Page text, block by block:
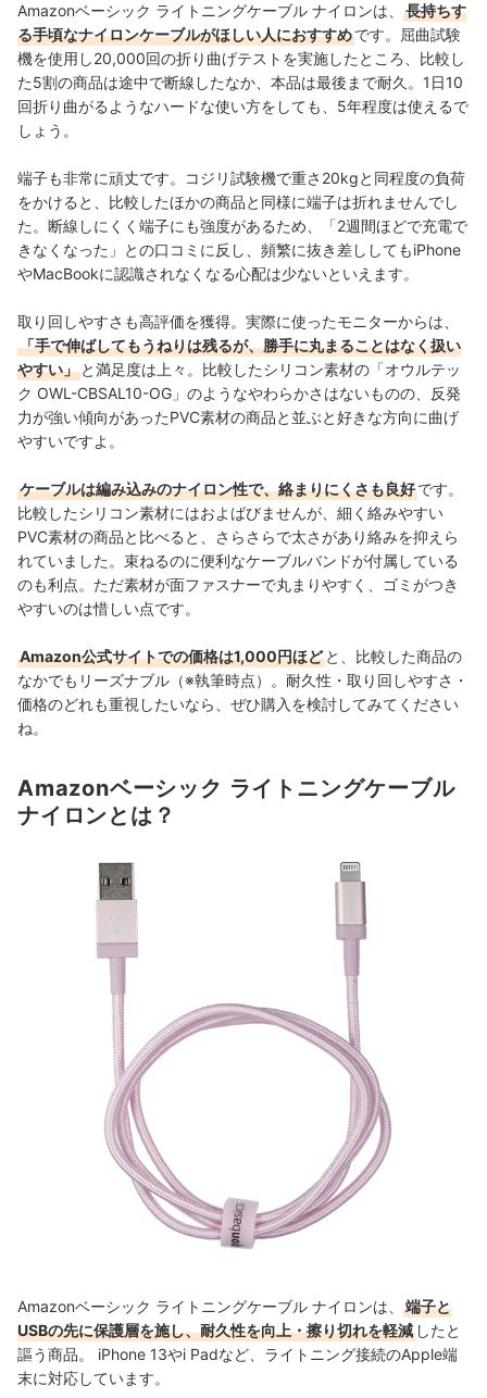
八幡康平のプロフィール
Amazonベーシック ライトニングケーブル ナイロンは、
長持ちす
る手頃なナイロンケーブルがほしい人におすすめです。屈曲試験
機を使用し20,000回の折り曲げテストを実施したところ、 比較し
た5割の商品は途中で断線したなか、本品は最後まで耐久。 1日10
回折り曲がるようなハードな使い方をしても、5年程度は使えるで
しょう 。
端子も非常に頑丈です。コジリ試験機で重さ20kgと同程度の負荷
をかけると、比較したほかの商品と同様に端子は折れませんでし
た。断線しにくく端子にも強度があるため、「2週間ほどで充電で
きなくなった」との口コミに反し、頻繁に抜き差ししてもiPhone
やMacBookに認識されなくなる心配は少ないといえます。
取り回しやすさも高評価を獲得。実際に使ったモニターからは、
「手で伸ばしてもうねりは残るが、勝手に丸まることはなく扱い
やすい」 と満足度は上々。比較したシリコン素材の「オウルテッ
ク OWL-CBSAL10-OG」のようなやわらかさはないものの、反発
力が強い傾向があったPVC素材の商品と並ぶと好きな方向に曲げ
やすいですよ。
ケーブルは編み込みのナイロン性で、絡まりにくさも良好です。
比較したシリコン素材にはおよばびませんが、細く絡みやすい
PVC素材の商品と比べると、さらさらで太さがあり絡みを抑えら
れていました。束ねるのに便利なケーブルバンドが付属している
のも利点。ただ素材が面ファスナーで丸まりやすく、ゴミがつき
やすいのは惜しい点です。
Amazon公式サイトでの価格は1,000円ほど と、比較した商品の
なかでもリーズナブル（※執筆時点）。耐久性・取り回しやすさ・
価格のどれも重視したいなら、ぜひ購入を検討してみてください
ね。
Amazonベーシック ライトニングケーブル
ナイロンとは？
Amazonベーシック ライトニングケーブル ナイロンは、
端子と
USBの先に保護層を施し、耐久性を向上・擦り切れを軽減 したと
謳う商品。 iPhone 13やi Padなど、ライトニング接続のApple端
末に対応しています。